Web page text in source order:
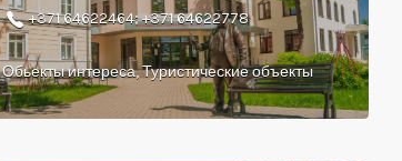
+371 64622464; +371 64622778
Обьекты интереса, Туристические объекты